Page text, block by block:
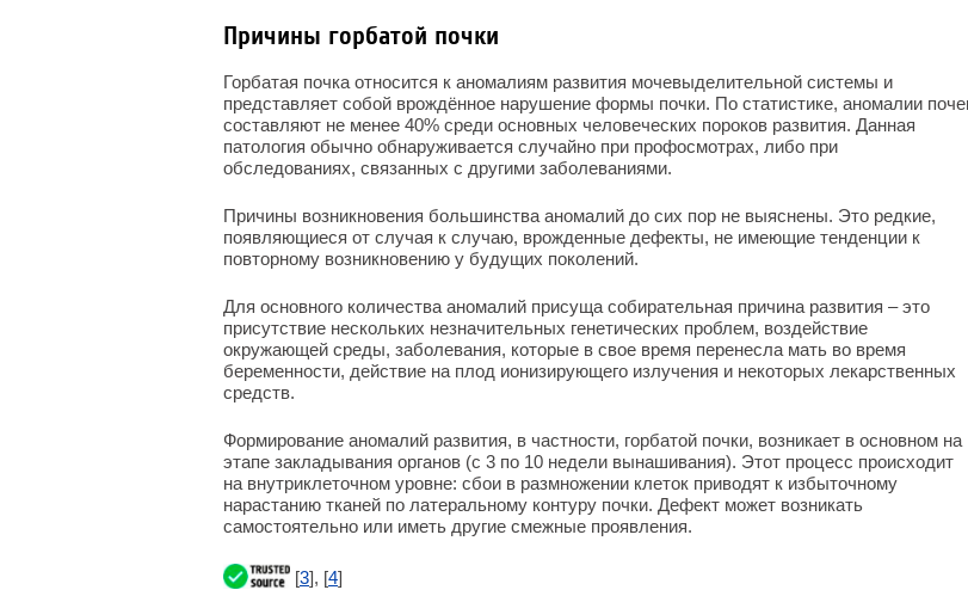
Причины горбатой почки
Горбатая почка относится к аномалиям развития мочевыделительной системы и
представляет собой врождённое нарушение формы почки. По статистике, аномалии
составляют не менее 40% среди основных человеческих пороков развития. Данная
патология обычно обнаруживается случайно при профосмотрах, либо при
обследованиях, связанных с другими заболеваниями.
Причины возникновения большинства аномалий до сих пор не выяснены. Это редкие,
появляющиеся от случая к случаю, врожденные дефекты, не имеющие тенденции к
повторному возникновению у будущих поколений.
Для основного количества аномалий присуща собирательная причина развития – это
присутствие нескольких незначительных генетических проблем, воздействие
окружающей среды, заболевания, которые в свое время перенесла мать во время
беременности, действие на плод ионизирующего излучения и некоторых лекарственных
средств.
Формирование аномалий развития, в частности, горбатой почки, возникает в основном на
этапе закладывания органов (с 3 по 10 недели вынашивания). Этот процесс происходит
на внутриклеточном уровне: сбои в размножении клеток приводят к избыточному
нарастанию тканей по латеральному контуру почки. Дефект может возникать
самостоятельно или иметь другие смежные проявления.
[3], [4]